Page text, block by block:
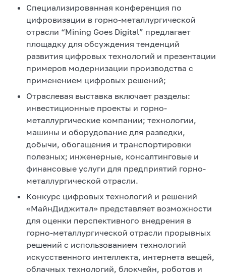
Специализированная конференция по
цифровизации в горно-металлургической
отрасли “Mining Goes Digital” предлагает
площадку для обсуждения тенденций
развития цифровых технологий и презентации
примеров модернизации производства с
применением цифровых решений;
Отраслевая выставка включает разделы:
инвестиционные проекты и горно-
металлургические компании; технологии,
машины и оборудование для разведки,
добычи, обогащения и транспортировки
полезных; инженерные, консалтинговые и
финансовые услуги для предприятий горно-
металлургической отрасли.
Конкурс цифровых технологий и решений
«МайнДиджитал» представляет возможности
для оценки перспективного внедрения в
горно-металлургической отрасли прорывных
решений с использованием технологий
искусственного интеллекта, интернета вещей,
облачных технологий, блокчейн, роботов и